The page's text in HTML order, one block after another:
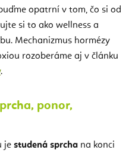
opatrní v tom, čo si od
si to ako wellness a
Mechanizmus hormézy
rozoberáme aj v článku
.
ponor,
je studená sprcha na konci